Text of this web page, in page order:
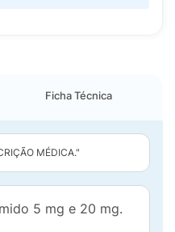
Ficha Técnica
MÉDICA."
5 mg e 20 mg.